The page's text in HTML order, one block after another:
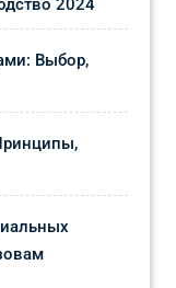
Выбор,